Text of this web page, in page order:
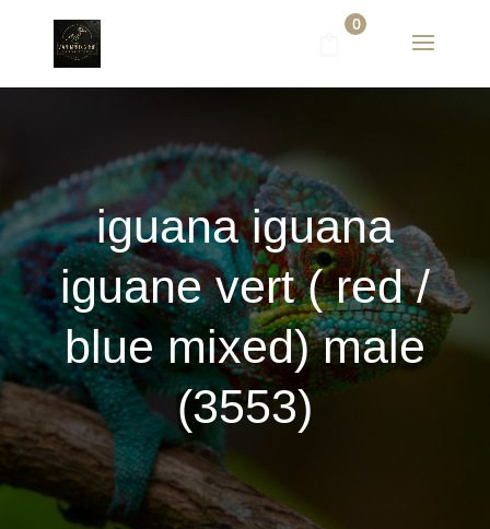
0
iguana iguana
iguane vert ( red /
blue mixed) male
(3553)